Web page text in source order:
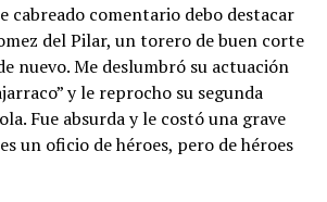
cabreado comentario debo destacar
del Pilar, un torero de buen corte
nuevo. Me deslumbró su actuación
y le reprocho su segunda
Fue absurda y le costó una grave
un oficio de héroes, pero de héroes